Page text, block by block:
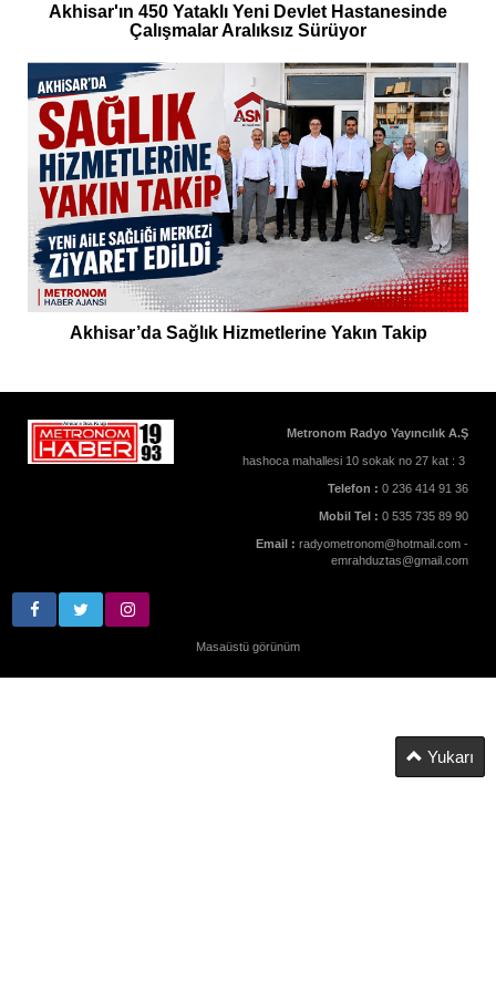
Akhisar'ın 450 Yataklı Yeni Devlet Hastanesinde
Çalışmalar Aralıksız Sürüyor
Akhisar’da Sağlık Hizmetlerine Yakın Takip
Metronom Radyo Yayıncılık A.Ş
hashoca mahallesi 10 sokak no 27 kat : 3
Telefon : 0 236 414 91 36
Mobil Tel : 0 535 735 89 90
Email : radyometronom@hotmail.com -
emrahduztas@gmail.com
Masaüstü görünüm
Yukarı